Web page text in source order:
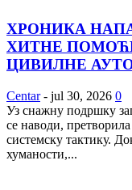
ХРОНИКА
ХИТНЕ
ЦИВИЛНЕ
Centar - jul 30, 2026 0
Уз снажну подршку
се наводи,
системску тактику.
хуманости,...